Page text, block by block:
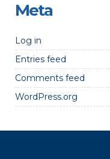
Meta
Log in
Entries feed
Comments feed
WordPress.org